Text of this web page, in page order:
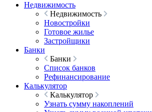
Недвижимость
Недвижимость
Новостройки
Готовое жилье
Застройщики
Банки
Банки
Список банков
Рефинансирование
Калькулятор
Калькулятор
Узнать сумму накоплений